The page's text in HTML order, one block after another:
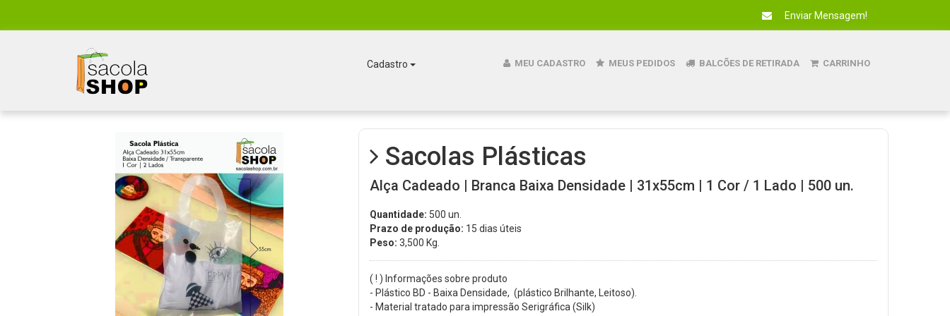
Enviar Mensagem!
Cadastro MEU CADASTRO MEUS PEDIDOS BALCÕES DE RETIRADA CARRINHO
Sacolas Plásticas
Alça Cadeado | Branca Baixa Densidade | 31x55cm | 1 Cor / 1 Lado | 500 un.
Quantidade: 500 un.
Prazo de produção: 15 dias úteis
Peso: 3,500 Kg.
( ! ) Informações sobre produto
- Plástico BD - Baixa Densidade, (plástico Brilhante, Leitoso).
- Material tratado para impressão Serigráfica (Silk)